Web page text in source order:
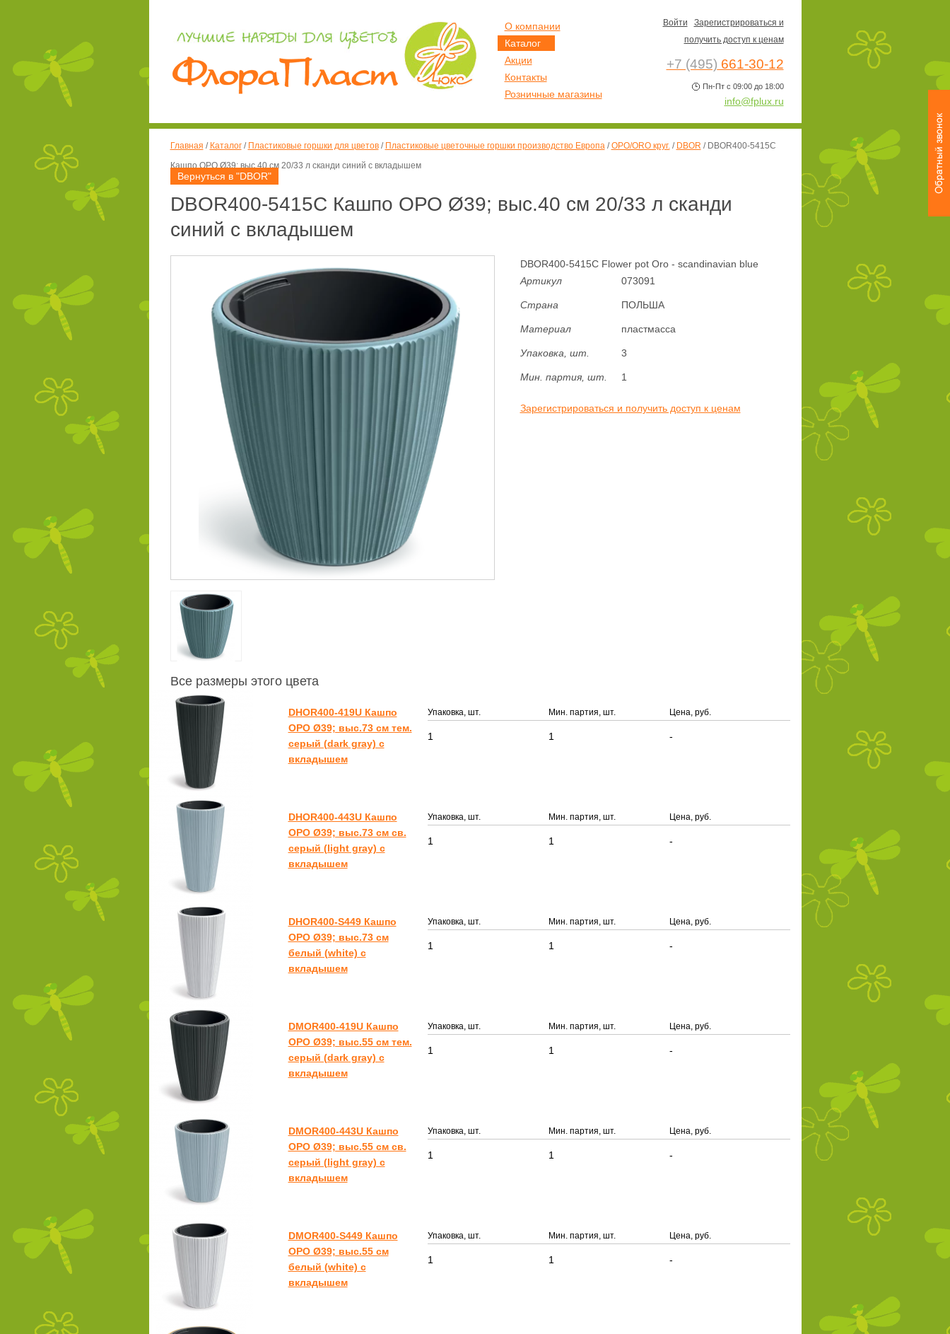
Главная / Каталог/ Пластиковые горшки для цветов/ Пластиковые цветочные горшки производство Европа/ОРО/ORO круг./ DBOR / DBOR400-5415C
Кашпо ОРО Ø39; выс.40 см 20/33 л сканди синий с вкладышем
Вернуться в "DBOR"
DBOR400-5415C Кашпо ОРО Ø39; выс.40 см 20/33 л сканди
синий с вкладышем
DBOR400-5415C Flower pot Oro - scandinavian blue
Артикул
073091
Страна ПОЛЬША
Материал пластмасса
Упаковка, шт. 3
Мин. партия, шт. 1
Зарегистрироваться и получить доступ к ценам
Все размеры этого цвета
DHOR400-419U Кашпо
ОРО Ø39; выс.73 см тем.
серый (dark gray) с
вкладышем
Упаковка, шт. Мин. партия, шт. Цена, руб.
1 1 -
DHOR400-443U Кашпо
ОРО Ø39; выс.73 см св.
серый (light gray) с
вкладышем
Упаковка, шт. Мин. партия, шт. Цена, руб.
1 1 -
DHOR400-S449 Кашпо
ОРО Ø39; выс.73 см
белый (white) с
вкладышем
Упаковка, шт. Мин. партия, шт. Цена, руб.
1 1 -
DMOR400-419U Кашпо
ОРО Ø39; выс.55 см тем.
серый (dark gray) с
вкладышем
Упаковка, шт. Мин. партия, шт. Цена, руб.
1 1 -
DMOR400-443U Кашпо
ОРО Ø39; выс.55 см св.
серый (light gray) с
вкладышем
Упаковка, шт. Мин. партия, шт. Цена, руб.
1 1 -
DMOR400-S449 Кашпо
ОРО Ø39; выс.55 см
белый (white) с
вкладышем
Упаковка, шт. Мин. партия, шт. Цена, руб.
1 1 -
О компании
Каталог
Акции
Контакты
Розничные магазины
Войти
Зарегистрироваться и
получить доступ к ценам
+7 (495) 661-30-12
Пн-Пт с 09:00 до 18:00
info@fplux.ru